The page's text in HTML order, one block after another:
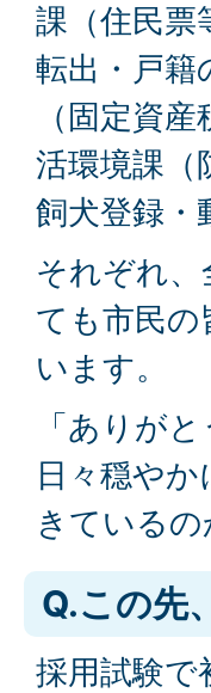
課（住民票
転出・戸籍
（固定資
活環境課（
飼犬登録・
それぞれ
ても市民
います。
「ありが
日々穏や
きているの
Q.この先
採用試験で